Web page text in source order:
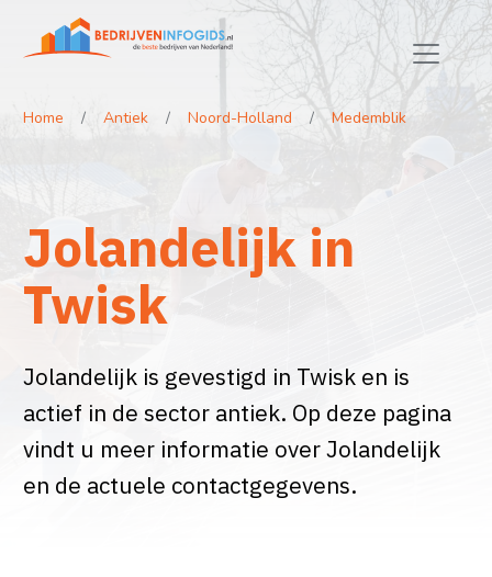
Home Antiek Noord-Holland Medemblik
Jolandelijk in
Twisk
Jolandelijk is gevestigd in Twisk en is
actief in de sector antiek. Op deze pagina
vindt u meer informatie over Jolandelijk
en de actuele contactgegevens.